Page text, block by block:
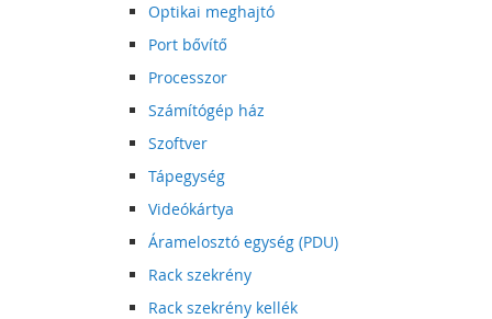
Optikai meghajtó
Port bővítő
Processzor
Számítógép ház
Szoftver
Tápegység
Videókártya
Áramelosztó egység (PDU)
Rack szekrény
Rack szekrény kellék